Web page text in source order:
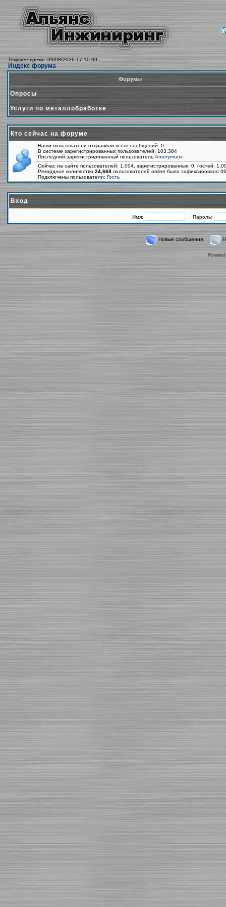
Текущее время: 09/08/2026 17:10:09
Индекс форума
Форумы
Опросы
Услуги по металлобработке
Кто сейчас на форуме
Наши пользователи отправили всего сообщений: 0
В системе зарегистрированных пользователей: 103,304
Последний зарегистрированный пользователь Anonymous
Сейчас на сайте пользователей: 1,004, зарегистрированных: 0, гостей:
Рекордное количество 24,668 пользователей online было зафиксировано
Подключены пользователи: Гость
Вход
Имя: Пароль:
Новые сообщения